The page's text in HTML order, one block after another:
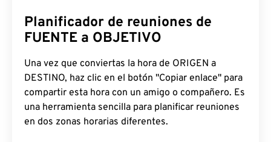
Planificador de reuniones de
FUENTE a OBJETIVO
Una vez que conviertas la hora de ORIGEN a
DESTINO, haz clic en el botón "Copiar enlace" para
compartir esta hora con un amigo o compañero. Es
una herramienta sencilla para planificar reuniones
en dos zonas horarias diferentes.